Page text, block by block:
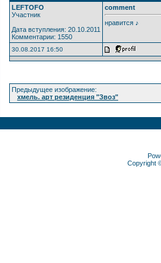
LEFTOFO
Участник
Дата вступления: 20.10.2011
Комментарии: 1550
comment
нравится ♪
30.08.2017 16:50
Предыдущее изображение:
хмель. арт резиденция "Звоз"
Copyright